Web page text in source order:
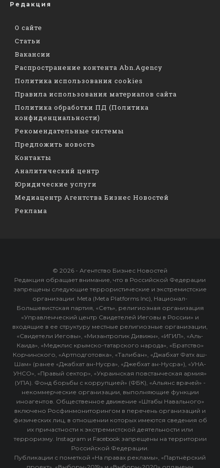
Редакция
О сайте
Статьи
Вакансии
Распространение контента Abn.Agency
Политика использования cookies
Правила использования материалов сайта
Политика обработки ПД (Политика
конфиденциальности)
Рекомендательные системы
Предложить новость
Контакты
Аналитический центр
Юридические услуги
Медиацентр Агентства Бизнес Новостей
Реклама
© 2026 - Агентство Бизнес Новостей
Редакция обращает внимание, что в Российской Федерации
запрещены следующие террористические и экстремистские
организации: Meta (Meta Platforms Inc), Национал-
Большевистская партия, «Сеть», религиозная организация
«Управленческий центр Свидетелей Иеговы в России» и
входящие в ее структуру местные религиозные организации,
«Свидетели Иеговы», «Мизантропик Дивижн», «ИГИЛ», «Аль-
Каида», «Меджлис крымско-татарского народа», «Братство»
Корчинского, «Артподготовка», «Талибан», «Джабхат Фатх аш-
Шам» (ранее «Джабхат ан-Нусра», «Джебхат ан-Нусра»), «УНА-
УНСО», «Правый сектор», «Украинская повстанческая армия»
(УПА). Фонд борьбы с коррупцией» (ФБК), «Альянс врачей» -
некоммерческие организации, выполняющие функции
иноагентов. Общественное движение «Штабы Навального»
включено Росфинмониторингом в перечень организаций и
физических лиц, в отношении которых имеются сведения об
их причастности к экстремистской деятельности или
терроризму. Instagram и Facebook запрещены на территории
Российской Федерации.
Публикации с пометкой «На правах рекламы», «Партнёрский